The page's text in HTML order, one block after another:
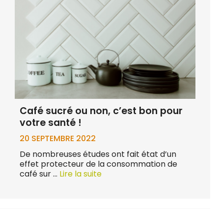
Café sucré ou non, c’est bon pour
votre santé !
20 SEPTEMBRE 2022
De nombreuses études ont fait état d’un
effet protecteur de la consommation de
café sur … Lire la suite